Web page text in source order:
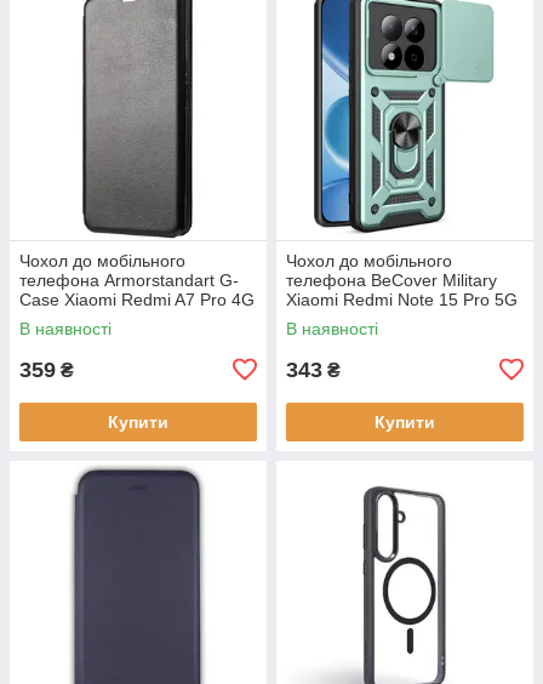
Чохол до мобільного
телефона Armorstandart G-
Case Xiaomi Redmi A7 Pro 4G
/ Poco C81 Pro 4G Black
(ARM91126)
В наявності
359 ₴
Купити
Чохол до мобільного
телефона BeCover Military
Xiaomi Redmi Note 15 Pro 5G
Dark Green (715867)
В наявності
343 ₴
Купити